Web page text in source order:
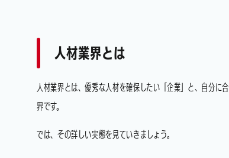
人材業界とは
人材業界とは、優秀な人材を確保したい「企業」と、自分に
界です。
では、その詳しい実態を見ていきましょう。